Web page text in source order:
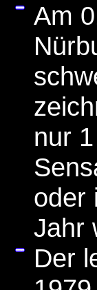
Am
nur
oder
Jahr
Der